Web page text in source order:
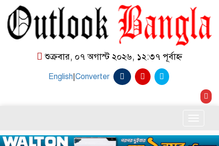
শুক্রবার, ০৭ অগাস্ট ২০২৬, ১২:৩৭ পূর্বাহ্ন
English|Converter